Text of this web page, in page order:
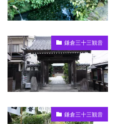
鎌倉三十三観音
鎌倉三十三観音